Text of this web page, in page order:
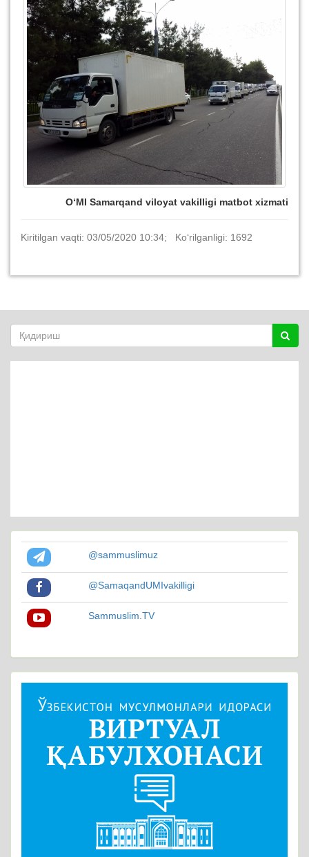
O‘MI Samarqand viloyat vakilligi matbot xizmati
Kiritilgan vaqti: 03/05/2020 10:34; Ko‘rilganligi: 1692
@sammuslimuz
@SamaqandUMIvakilligi
Sammuslim.TV